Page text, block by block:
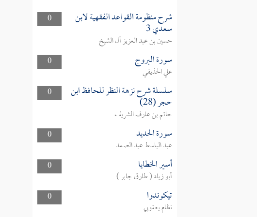
0 شرح منظومة القواعد الفقهية لابن
سعدي 3
حسين بن عبد العزيز آل الشيخ
0
سورة البروج
علي الحذيفي
0
سلسلة شرح نزهة النظر للحافظ ابن
حجر (28)
حاتم بن عارف الشريف
0
سورة الحديد
عبد الباسط عبد الصمد
0
أسير الخطايا
أبو زياد ( طارق جابر )
0
تيكوندوا
نظام يعقوبي